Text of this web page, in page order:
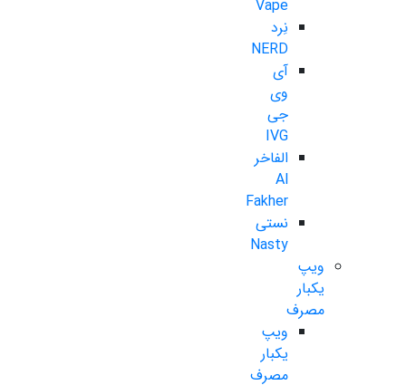
Vape
نِرد
NERD
آی
وی
جی
IVG
الفاخر
Al
Fakher
نستی
Nasty
ویپ
یکبار
مصرف
ویپ
یکبار
مصرف